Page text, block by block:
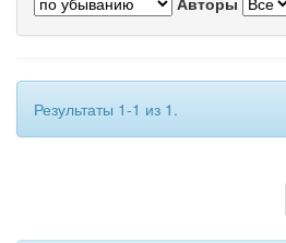
Результаты 1-1 из 1.